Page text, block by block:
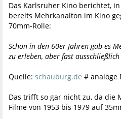
Das Karlsruher Kino berichtet,
bereits Mehrkanalton im Kino
70mm-Rolle:
Schon in den 60er Jahren gab es
zu erleben, aber fast
Quelle: schauburg.de # analoge
Das trifft so gar nicht zu, da die
Filme von 1953 bis 1979 auf